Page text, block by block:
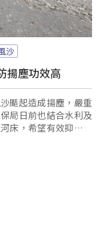
沙
揚塵功效高
颳起造成揚塵，嚴重
局日前也結合水利及
床，希望有效抑制揚